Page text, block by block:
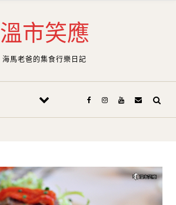
溫市笑應
海馬老爸的集食行樂日記